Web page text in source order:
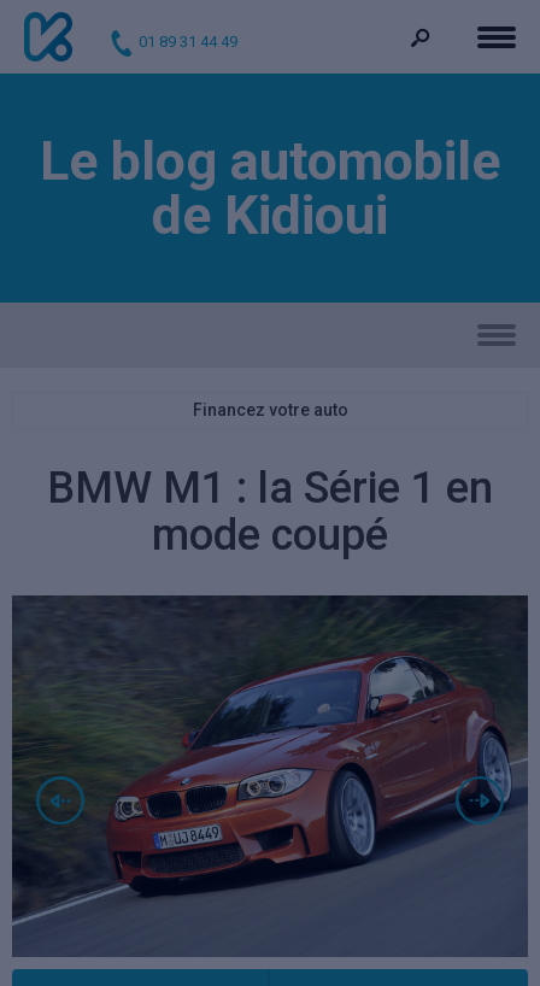
01 89 31 44 49
Le blog automobile
de Kidioui
Financez votre auto
BMW M1 : la Série 1 en
mode coupé